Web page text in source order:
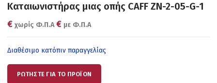
Καταιωνιστήρας μιας οπής CAFF ZN-2-05-G-1
€ χωρίς Φ.Π.Α€ με Φ.Π.Α
Διαθέσιμο κατόπιν παραγγελίας
ΡΩΤΗΣΤΕ ΓΙΑ ΤΟ ΠΡΟΪΟΝ